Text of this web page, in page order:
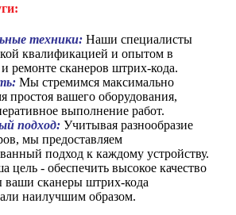
техники: Наши специалисты
квалификацией и опытом в
ремонте сканеров штрих-кода.
Мы стремимся максимально
простоя вашего оборудования,
выполнение работ.
подход: Учитывая разнообразие
мы предоставляем
подход к каждому устройству.
цель - обеспечить высокое качество
ваши сканеры штрих-кода
наилучшим образом.